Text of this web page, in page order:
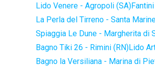
Lido Venere - Agropoli (SA)
La Perla del Tirreno - Santa
Spiaggia Le Dune - Margherita di
Bagno Tiki 26 - Rimini (RN)Lido
Bagno la Versiliana - Marina di